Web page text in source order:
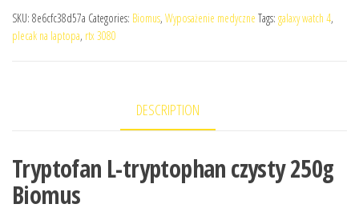
SKU: 8e6cfc38d57a Categories: Biomus, Wyposażenie medyczne Tags: galaxy watch 4,
plecak na laptopa, rtx 3080
DESCRIPTION
Tryptofan L-tryptophan czysty 250g
Biomus